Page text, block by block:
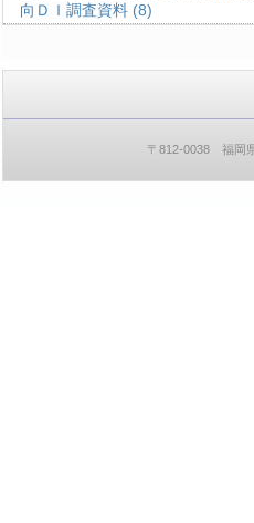
向ＤＩ調査資料 (8)
〒812-0038 福岡